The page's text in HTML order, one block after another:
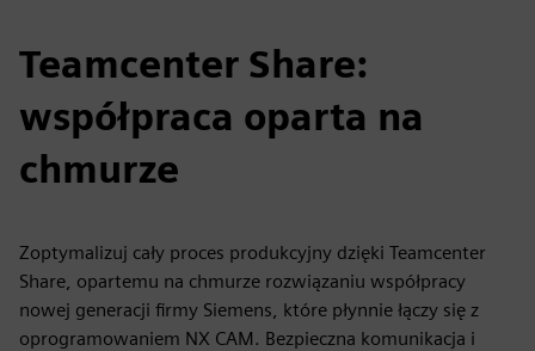
Teamcenter Share:
współpraca oparta na
chmurze
Zoptymalizuj cały proces produkcyjny dzięki Teamcenter
Share, opartemu na chmurze rozwiązaniu współpracy
nowej generacji firmy Siemens, które płynnie łączy się z
oprogramowaniem NX CAM. Bezpieczna komunikacja i